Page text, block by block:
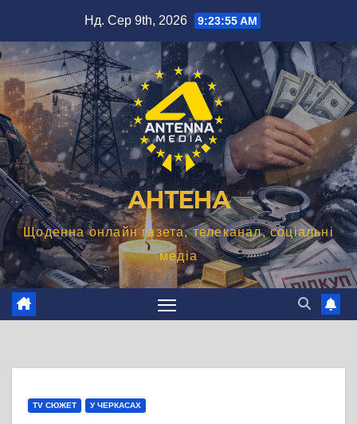
вмісту
Нд. Сер 9th, 2026 9:23:56 AM
АНТЕНА
Щоденна онлайн газета, телеканал, соціальні
медіа
TV СЮЖЕТ У ЧЕРКАСАХ